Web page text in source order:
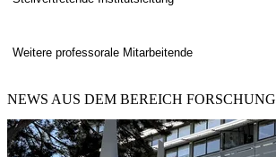
Weitere professorale Mitarbeitende
NEWS AUS DEM BEREICH FORSCHUNG